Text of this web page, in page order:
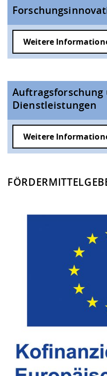
Weitere
Auftragsforschung
Dienstleistungen
Weitere